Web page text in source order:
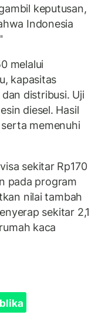
keputusan,
Indonesia
melalui
kapasitas
distribusi. Uji
diesel. Hasil
memenuhi
sekitar Rp170
pada program
nilai tambah
sekitar 2,1
kaca